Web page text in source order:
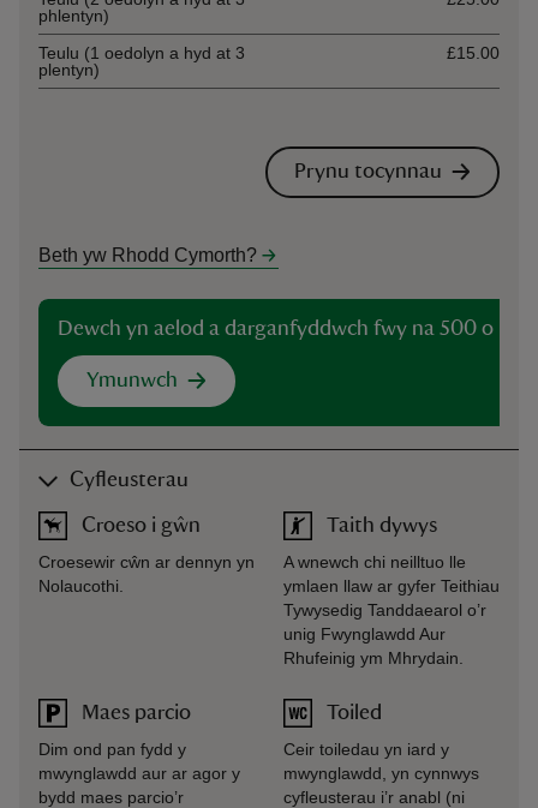
phlentyn)
Teulu (1 oedolyn a hyd at 3
plentyn)
£15.00
Prynu tocynnau
Beth yw Rhodd Cymorth?
Dewch yn aelod a darganfyddwch fwy na 500 o
Ymunwch
Cyfleusterau
Croeso i gŵn
Croesewir cŵn ar dennyn yn
Nolaucothi.
Maes parcio
Dim ond pan fydd y
mwynglawdd aur ar agor y
bydd maes parcio’r
Taith dywys
A wnewch chi neilltuo lle
ymlaen llaw ar gyfer Teithiau
Tywysedig Tanddaearol o’r
unig Fwynglawdd Aur
Rhufeinig ym Mhrydain.
Toiled
Ceir toiledau yn iard y
mwynglawdd, yn cynnwys
cyfleusterau i’r anabl (ni